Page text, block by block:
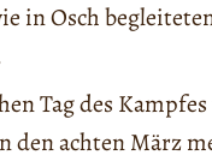
in Osch
Tag des
den achten März